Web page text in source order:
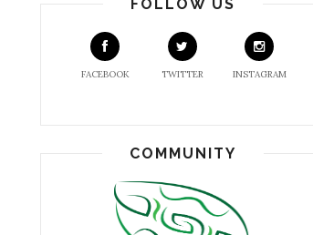
FOLLOW US
FACEBOOK TWITTER INSTAGRAM
COMMUNITY